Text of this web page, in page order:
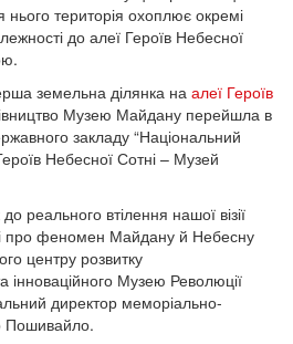
територія охоплює окремі
до алеї Героїв Небесної
земельна ділянка на алеї Героїв
Музею Майдану перейшла в
закладу “Національний
Небесної Сотні – Музей
реального втілення нашої візії
про феномен Майдану й Небесну
центру розвитку
інноваційного Музею Революції
директор меморіально-
Пошивайло.